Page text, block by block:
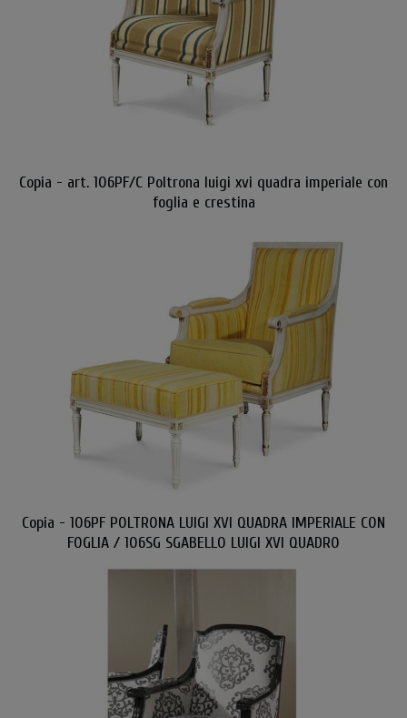
Copia - art. 106PF/C Poltrona luigi xvi quadra imperiale con
foglia e crestina
Copia - 106PF POLTRONA LUIGI XVI QUADRA IMPERIALE CON
FOGLIA / 106SG SGABELLO LUIGI XVI QUADRO